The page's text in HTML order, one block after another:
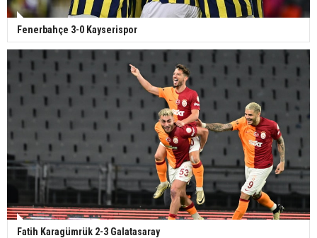
Fenerbahçe 3-0 Kayserispor
Fatih Karagümrük 2-3 Galatasaray